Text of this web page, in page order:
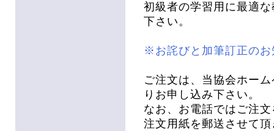
初級者の学習用に最適
下さい。
※お詫びと加筆訂正のお
ご注文は、当協会ホー
りお申し込み下さい。
なお、お電話ではご注
注文用紙を郵送させて